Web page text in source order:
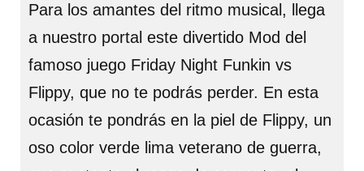
Para los amantes del ritmo musical, llega
a nuestro portal este divertido Mod del
famoso juego Friday Night Funkin vs
Flippy, que no te podrás perder. En esta
ocasión te pondrás en la piel de Flippy, un
oso color verde lima veterano de guerra,